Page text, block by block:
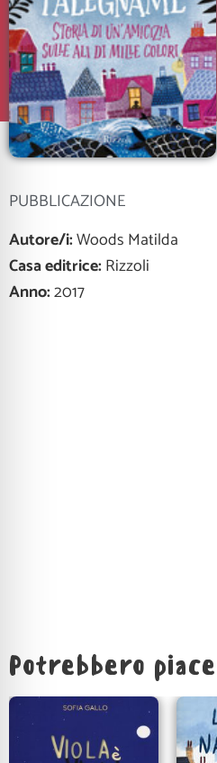
PUBBLICAZIONE
Autore/i:Woods Matilda
Casa editrice:Rizzoli
Anno:2017
Potrebbero